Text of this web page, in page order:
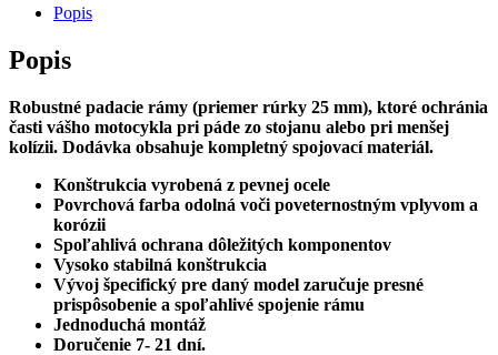
1100
Africa
Twin
ADV
Sports,
čierne,
lakované
Popis
Popis
Robustné padacie rámy (priemer rúrky 25 mm), ktoré ochránia
časti vášho motocykla pri páde zo stojanu alebo pri menšej
kolízii. Dodávka obsahuje kompletný spojovací materiál.
Konštrukcia vyrobená z pevnej ocele
Povrchová farba odolná voči poveternostným vplyvom a
korózii
Spoľahlivá ochrana dôležitých komponentov
Vysoko stabilná konštrukcia
Vývoj špecifický pre daný model zaručuje presné
prispôsobenie a spoľahlivé spojenie rámu
Jednoduchá montáž
Doručenie 7- 21 dní.